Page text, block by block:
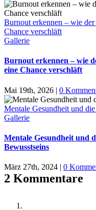
Burnout erkennen – wie
Chance verschläft
Gallerie
Burnout erkennen – wie
eine Chance verschläft
Mai 19th, 2026 | 0
Mentale Gesundheit und
Gallerie
Mentale Gesundheit und
Bewusstseins
März 27th, 2024 | 0
2 Kommentare